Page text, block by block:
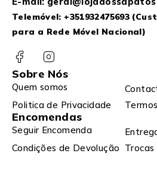
Telemóvel: +351932475693
para a Rede Móvel Nacional)
Sobre Nós
Quem somos
Politica de Privacidade
Encomendas
Seguir Encomenda
Condições de Devolução Trocas